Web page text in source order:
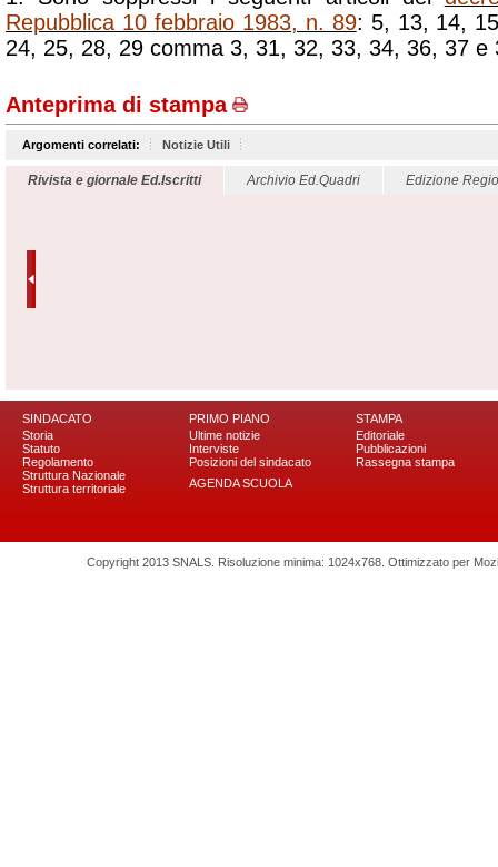
Repubblica 10 febbraio 1983, n. 89: 5, 13, 14,
24, 25, 28, 29 comma 3, 31, 32, 33, 34, 36, 37 e
Anteprima di stampa
Argomenti correlati: Notizie Utili
Rivista e giornale Ed.Iscritti Archivio Ed.Quadri Edizione
SINDACATO
Storia
Statuto
Regolamento
Struttura Nazionale
Struttura territoriale
PRIMO PIANO
Ultime notizie
Interviste
Posizioni del sindacato
AGENDA SCUOLA
STAMPA
Editoriale
Pubblicazioni
Rassegna stampa
Copyright 2013 SNALS. Risoluzione minima: 1024x768. Ottimizzato per